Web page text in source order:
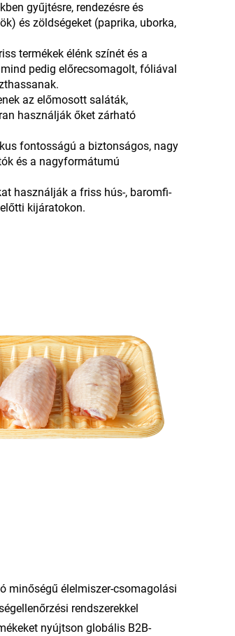
gyűjtésre, rendezésre és
és zöldségeket (paprika, uborka,
termékek élénk színét és a
pedig előrecsomagolt, fóliával
az előmosott saláták,
használják őket zárható
fontosságú a biztonságos, nagy
és a nagyformátumú
használják a friss hús-, baromfi-
kijáratokon.
minőségű élelmiszer-csomagolási
rendszerekkel
nyújtson globális B2B-